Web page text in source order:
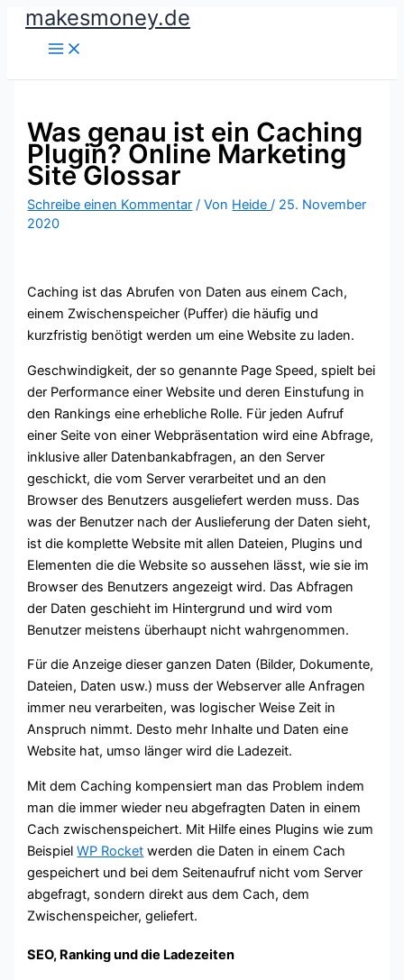
Zummakesmoney.de
Was genau ist ein Caching
Plugin? Online Marketing
Site Glossar
Schreibe einen Kommentar / Von Heide/ 25. November
2020
Caching ist das Abrufen von Daten aus einem Cach,
einem Zwischenspeicher (Puffer) die häufig und
kurzfristig benötigt werden um eine Website zu laden.
Geschwindigkeit, der so genannte Page Speed, spielt bei
der Performance einer Website und deren Einstufung in
den Rankings eine erhebliche Rolle. Für jeden Aufruf
einer Seite von einer Webpräsentation wird eine Abfrage,
inklusive aller Datenbankabfragen, an den Server
geschickt, die vom Server verarbeitet und an den
Browser des Benutzers ausgeliefert werden muss. Das
was der Benutzer nach der Auslieferung der Daten sieht,
ist die komplette Website mit allen Dateien, Plugins und
Elementen die die Website so aussehen lässt, wie sie im
Browser des Benutzers angezeigt wird. Das Abfragen
der Daten geschieht im Hintergrund und wird vom
Benutzer meistens überhaupt nicht wahrgenommen.
Für die Anzeige dieser ganzen Daten (Bilder, Dokumente,
Dateien, Daten usw.) muss der Webserver alle Anfragen
immer neu verarbeiten, was logischer Weise Zeit in
Anspruch nimmt. Desto mehr Inhalte und Daten eine
Website hat, umso länger wird die Ladezeit.
Mit dem Caching kompensiert man das Problem indem
man die immer wieder neu abgefragten Daten in einem
Cach zwischenspeichert. Mit Hilfe eines Plugins wie zum
BeispielWP Rocket werden die Daten in einem Cach
gespeichert und bei dem Seitenaufruf nicht vom Server
abgefragt, sondern direkt aus dem Cach, dem
Zwischenspeicher, geliefert.
SEO, Ranking und die Ladezeiten